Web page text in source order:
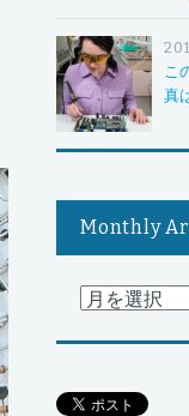
こ
真
Monthly